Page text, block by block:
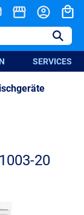
SERVICES
20